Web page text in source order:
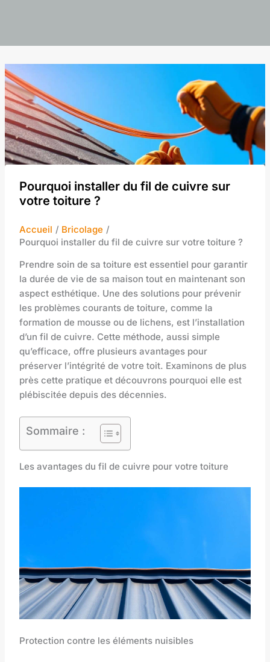
Pourquoi installer du fil de cuivre sur
votre toiture ?
Accueil
Bricolage
Pourquoi installer du fil de cuivre sur votre toiture ?
Prendre soin de sa toiture est essentiel pour garantir
la durée de vie de sa maison tout en maintenant son
aspect esthétique. Une des solutions pour prévenir
les problèmes courants de toiture, comme la
formation de mousse ou de lichens, est l’installation
d’un fil de cuivre. Cette méthode, aussi simple
qu’efficace, offre plusieurs avantages pour
préserver l’intégrité de votre toit. Examinons de plus
près cette pratique et découvrons pourquoi elle est
plébiscitée depuis des décennies.
Sommaire :
Les avantages du fil de cuivre pour votre toiture
Protection contre les éléments nuisibles